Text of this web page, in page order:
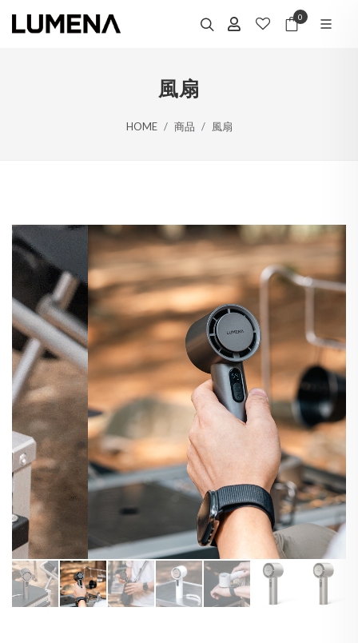
0
風扇
HOME 商品 風扇